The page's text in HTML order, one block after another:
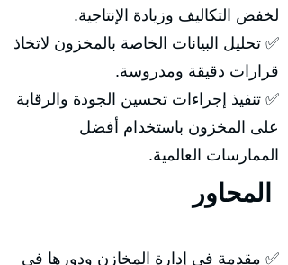
لخفض التكاليف وزيادة الإنتاجية.
✅ تحليل البيانات الخاصة بالمخزون لاتخاذ
قرارات دقيقة ومدروسة.
✅ تنفيذ إجراءات تحسين الجودة والرقابة
على المخزون باستخدام أفضل
الممارسات العالمية.
✅ مقدمة في إدارة المخازن ودورها في